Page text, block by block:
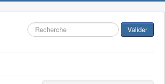
Rechercher Valider